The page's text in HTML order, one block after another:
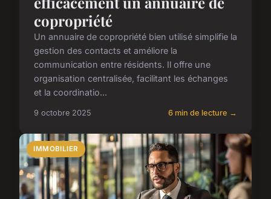
copropriété
Un annuaire de copropriété bien utilisé simplifie la
gestion des contacts et améliore la
communication entre résidents. Il offre une
organisation centralisée, facilitant les échanges
et la coordinatio...
9 octobre 2025 6 min de lecture →
IMMOBILIER